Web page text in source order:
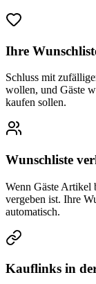
Ihre
Schluss mit
wollen, und Gäste
kaufen sollen.
Wunschliste
Wenn Gäste Artikel
vergeben ist. Ihre
automatisch.
Kauflinks in